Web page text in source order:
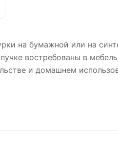
на бумажной или на
востребованы в
и домашнем